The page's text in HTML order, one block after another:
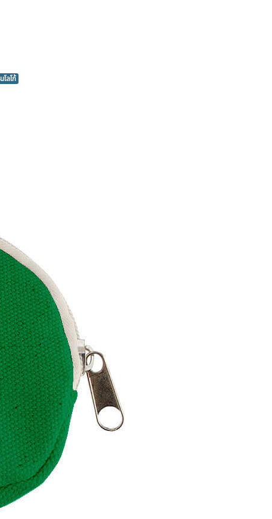
โลโก้